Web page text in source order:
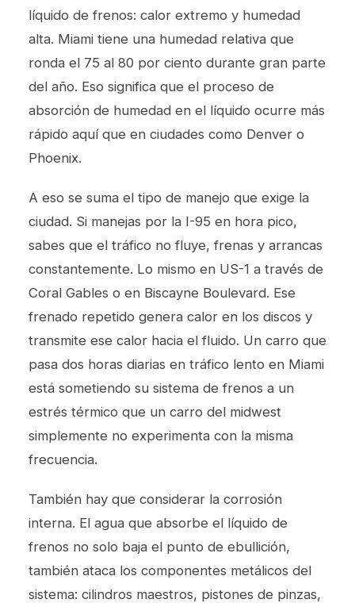
líquido de frenos: calor extremo y humedad
alta. Miami tiene una humedad relativa que
ronda el 75 al 80 por ciento durante gran parte
del año. Eso significa que el proceso de
absorción de humedad en el líquido ocurre más
rápido aquí que en ciudades como Denver o
Phoenix.
A eso se suma el tipo de manejo que exige la
ciudad. Si manejas por la I-95 en hora pico,
sabes que el tráfico no fluye, frenas y arrancas
constantemente. Lo mismo en US-1 a través de
Coral Gables o en Biscayne Boulevard. Ese
frenado repetido genera calor en los discos y
transmite ese calor hacia el fluido. Un carro que
pasa dos horas diarias en tráfico lento en Miami
está sometiendo su sistema de frenos a un
estrés térmico que un carro del midwest
simplemente no experimenta con la misma
frecuencia.
También hay que considerar la corrosión
interna. El agua que absorbe el líquido de
frenos no solo baja el punto de ebullición,
también ataca los componentes metálicos del
sistema: cilindros maestros, pistones de pinzas,